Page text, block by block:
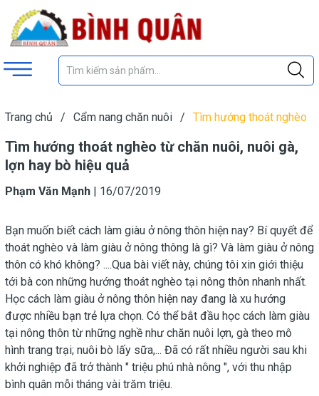
Trang chủ / Cẩm nang chăn nuôi /
Tìm hướng thoát nghèo
Tìm hướng thoát nghèo từ chăn nuôi, nuôi gà,
lợn hay bò hiệu quả
Phạm Văn Mạnh | 16/07/2019
Bạn muốn biết cách làm giàu ở nông thôn hiện nay? Bí quyết để
thoát nghèo và làm giàu ở nông thông là gì? Và làm giàu ở nông
thôn có khó không? ....Qua bài viết này, chúng tôi xin giới thiệu
tới bà con những hướng thoát nghèo tại nông thôn nhanh nhất.
Học cách làm giàu ở nông thôn hiện nay đang là xu hướng
được nhiều bạn trẻ lựa chọn. Có thể bắt đầu học cách làm giàu
tại nông thôn từ những nghề như chăn nuôi lợn, gà theo mô
hình trang trại; nuôi bò lấy sữa,... Đã có rất nhiều người sau khi
khởi nghiệp đã trở thành " triệu phú nhà nông ", với thu nhập
bình quân mỗi tháng vài trăm triệu.